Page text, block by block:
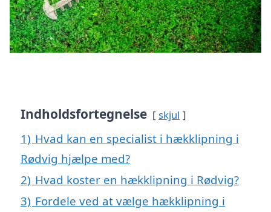
Indholdsfortegnelse skjul
1) Hvad kan en specialist i hækklipning i
Rødvig hjælpe med?
2) Hvad koster en hækklipning i Rødvig?
3) Fordele ved at vælge hækklipning i